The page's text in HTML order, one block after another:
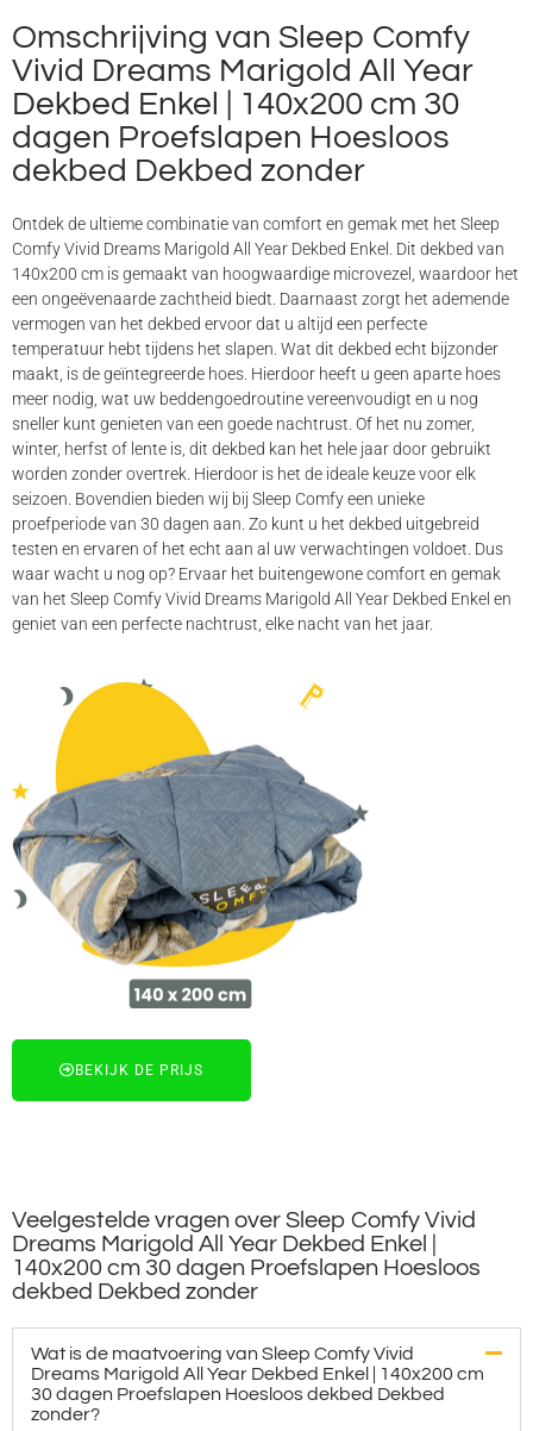
Omschrijving van Sleep Comfy
Vivid Dreams Marigold All Year
Dekbed Enkel | 140x200 cm 30
dagen Proefslapen Hoesloos
dekbed Dekbed zonder
Ontdek de ultieme combinatie van comfort en gemak met het Sleep
Comfy Vivid Dreams Marigold All Year Dekbed Enkel. Dit dekbed van
140x200 cm is gemaakt van hoogwaardige microvezel, waardoor het
een ongeëvenaarde zachtheid biedt. Daarnaast zorgt het ademende
vermogen van het dekbed ervoor dat u altijd een perfecte
temperatuur hebt tijdens het slapen. Wat dit dekbed echt bijzonder
maakt, is de geïntegreerde hoes. Hierdoor heeft u geen aparte hoes
meer nodig, wat uw beddengoedroutine vereenvoudigt en u nog
sneller kunt genieten van een goede nachtrust. Of het nu zomer,
winter, herfst of lente is, dit dekbed kan het hele jaar door gebruikt
worden zonder overtrek. Hierdoor is het de ideale keuze voor elk
seizoen. Bovendien bieden wij bij Sleep Comfy een unieke
proefperiode van 30 dagen aan. Zo kunt u het dekbed uitgebreid
testen en ervaren of het echt aan al uw verwachtingen voldoet. Dus
waar wacht u nog op? Ervaar het buitengewone comfort en gemak
van het Sleep Comfy Vivid Dreams Marigold All Year Dekbed Enkel en
geniet van een perfecte nachtrust, elke nacht van het jaar.
BEKIJK DE PRIJS
Veelgestelde vragen over Sleep Comfy Vivid
Dreams Marigold All Year Dekbed Enkel |
140x200 cm 30 dagen Proefslapen Hoesloos
dekbed Dekbed zonder
Wat is de maatvoering van Sleep Comfy Vivid
Dreams Marigold All Year Dekbed Enkel | 140x200 cm
30 dagen Proefslapen Hoesloos dekbed Dekbed
zonder?